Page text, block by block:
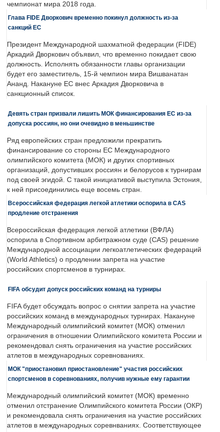
чемпионат мира 2018 года.
Глава FIDE Дворкович временно покинул должность из-за
санкций ЕС
Президент Международной шахматной федерации (FIDE)
Аркадий Дворкович объявил, что временно покидает свою
должность. Исполнять обязанности главы организации
будет его заместитель, 15-й чемпион мира Вишванатан
Ананд. Накануне ЕС внес Аркадия Дворковича в
санкционный список.
Девять стран призвали лишить МОК финансирования ЕС из-за
допуска россиян, но они очевидно в меньшинстве
Ряд европейских стран предложили прекратить
финансирование со стороны ЕС Международного
олимпийского комитета (МОК) и других спортивных
организаций, допустивших россиян и белорусов к турнирам
под своей эгидой. С такой инициативой выступила Эстония,
к ней присоединились еще восемь стран.
Всероссийская федерация легкой атлетики оспорила в CAS
продление отстранения
Всероссийская федерация легкой атлетики (ВФЛА)
оспорила в Спортивном арбитражном суде (CAS) решение
Международной ассоциации легкоатлетических федераций
(World Athletics) о продлении запрета на участие
российских спортсменов в турнирах.
FIFA обсудит допуск российских команд на турниры
FIFA будет обсуждать вопрос о снятии запрета на участие
российских команд в международных турнирах. Накануне
Международный олимпийский комитет (МОК) отменил
ограничения в отношении Олимпийского комитета России и
рекомендовал снять ограничения на участие российских
атлетов в международных соревнованиях.
МОК "приостановил приостановление" участия российских
спортсменов в соревнованиях, получив нужные ему гарантии
Международный олимпийский комитет (МОК) временно
отменил отстранение Олимпийского комитета России (ОКР)
и рекомендовала снять ограничения на участие российских
атлетов в международных соревнваниях. Соответствующее